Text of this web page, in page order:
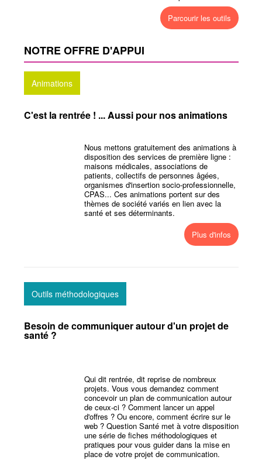
Parcourir les outils
NOTRE OFFRE D'APPUI
Animations
C'est la rentrée ! ... Aussi pour nos animations
Nous mettons gratuitement des animations à
disposition des services de première ligne :
maisons médicales, associations de
patients, collectifs de personnes âgées,
organismes d'insertion socio-professionnelle,
CPAS... Ces animations portent sur des
thèmes de société variés en lien avec la
santé et ses déterminants.
Plus d'infos
Outils méthodologiques
Besoin de communiquer autour d'un projet de
santé ?
Qui dit rentrée, dit reprise de nombreux
projets. Vous vous demandez comment
concevoir un plan de communication autour
de ceux-ci ? Comment lancer un appel
d'offres ? Ou encore, comment écrire sur le
web ? Question Santé met à votre disposition
une série de fiches méthodologiques et
pratiques pour vous guider dans la mise en
place de votre projet de communication.